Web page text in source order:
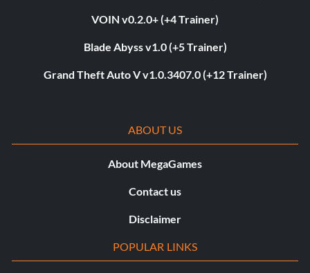
VOIN v0.2.0+ (+4 Trainer)
Blade Abyss v1.0 (+5 Trainer)
Grand Theft Auto V v1.0.3407.0 (+12 Trainer)
ABOUT US
About MegaGames
Contact us
Disclaimer
POPULAR LINKS